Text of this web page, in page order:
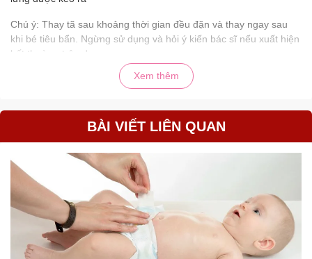
Chú ý: Thay tã sau khoảng thời gian đều đặn và thay ngay sau
khi bé tiêu bẩn. Ngừng sử dụng và hỏi ý kiến bác sĩ nếu xuất hiện
bất thường trên da.
Hạn sử dụng: 4 năm kể từ ngày sản xuất
Xem thêm
BÀI VIẾT LIÊN QUAN